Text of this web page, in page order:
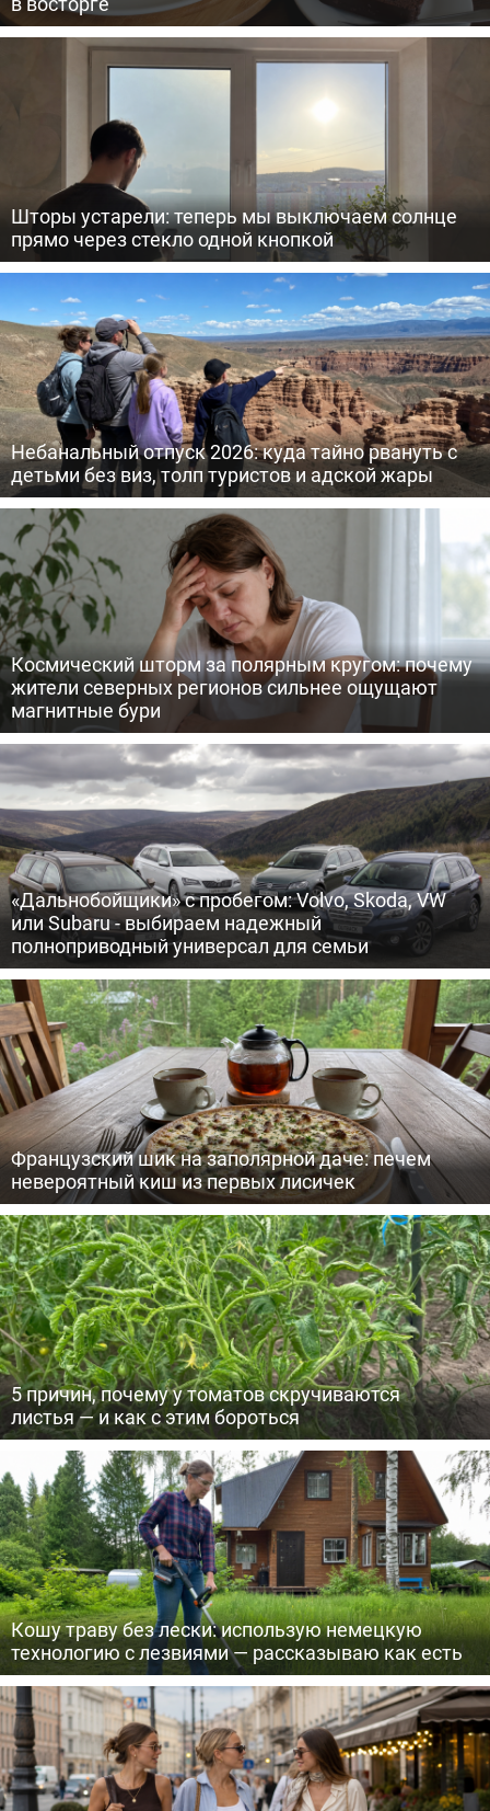
Шторы устарели: теперь мы выключаем солнце
прямо через стекло одной кнопкой
Небанальный отпуск 2026: куда тайно рвануть с
детьми без виз, толп туристов и адской жары
Космический шторм за полярным кругом: почему
жители северных регионов сильнее ощущают
магнитные бури
«Дальнобойщики» с пробегом: Volvo, Skoda, VW
или Subaru - выбираем надежный
полноприводный универсал для семьи
Французский шик на заполярной даче: печем
невероятный киш из первых лисичек
5 причин, почему у томатов скручиваются
листья — и как с этим бороться
Кошу траву без лески: использую немецкую
технологию с лезвиями — рассказываю как есть